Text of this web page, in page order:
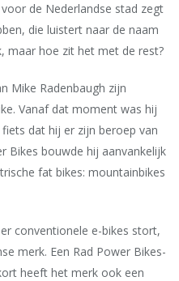
de Nederlandse stad zegt
die luistert naar de naam
maar hoe zit het met de rest?
Mike Radenbaugh zijn
Vanaf dat moment was hij
dat hij er zijn beroep van
Bikes bouwde hij aanvankelijk
fat bikes: mountainbikes
conven­tionele e-bikes stort,
merk. Een Rad Power Bikes-
heeft het merk ook een